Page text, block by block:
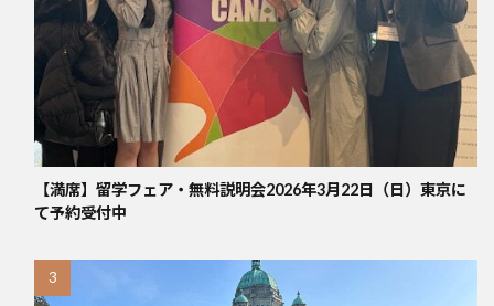
【満席】留学フェア・無料説明会2026年3月22日（日）東京に
て予約受付中